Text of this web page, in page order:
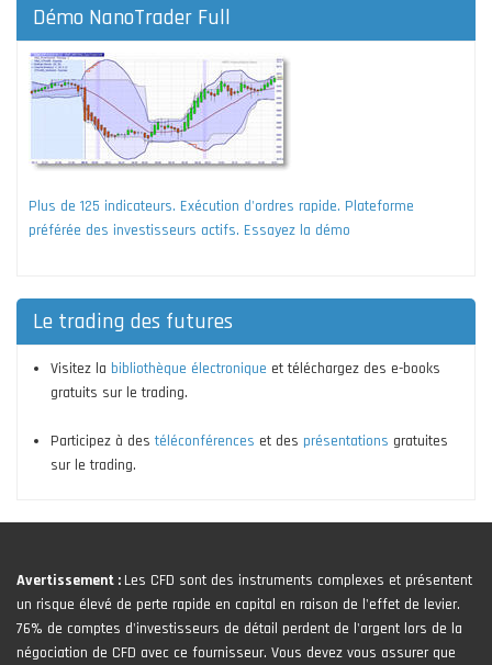
Démo NanoTrader Full
Plus de 125 indicateurs. Exécution d'ordres rapide. Plateforme
préférée des investisseurs actifs. Essayez la démo
Le trading des futures
Visitez la bibliothèque électronique et téléchargez des e-books
gratuits sur le trading.
Participez à destéléconférences et des présentations gratuites
sur le trading.
Avertissement : Les CFD sont des instruments complexes et présentent
un risque élevé de perte rapide en capital en raison de l'effet de levier.
76% de comptes d'investisseurs de détail perdent de l'argent lors de la
négociation de CFD avec ce fournisseur. Vous devez vous assurer que